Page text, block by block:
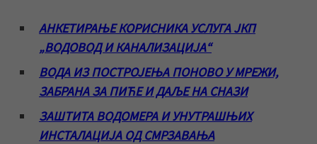
АНКЕТИРАЊЕ КОРИСНИКА УСЛУГА ЈКП
„ВОДОВОД И КАНАЛИЗАЦИЈА“
ВОДА ИЗ ПОСТРОЈЕЊА ПОНОВО У МРЕЖИ,
ЗАБРАНА ЗА ПИЋЕ И ДАЉЕ НА СНАЗИ
ЗАШТИТА ВОДОМЕРА И УНУТРАШЊИХ
ИНСТАЛАЦИЈА ОД СМРЗАВАЊА